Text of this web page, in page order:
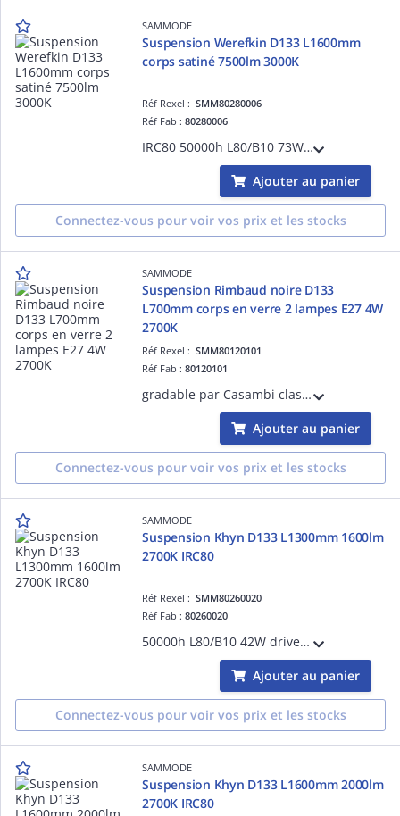
SAMMODE
Suspension Werefkin D133 L1600mm
corps satiné 7500lm 3000K
Réf Rexel :SMM80280006
Réf Fab :80280006
IRC80 50000h L80/B10 73W driver ON/OFF Classe II 220-240V 0/50/60Hz Ta 35°C IP66/IP68/IP69K IK10 garantie 5 ans 650 °C bandeaux à grenouillère inox 304L 1 presse-étoupe laiton nickelé D5-14mm
Ajouter au panier
Connectez-vous pour voir vos prix et les stocks
SAMMODE
Suspension Rimbaud noire D133
L700mm corps en verre 2 lampes E27 4W
2700K
Réf Rexel :SMM80120101
Réf Fab :80120101
gradable par Casambi classe I 220-240V 50/60Hz Ta 30°C IP66/IP68/IP69K IK07 garantie 5 ans bandeaux à grenouillère inox marine 316L équipé de 3m de câble 3G1,5 2 grilles brise-flux noires réflecteur silver
Ajouter au panier
Connectez-vous pour voir vos prix et les stocks
SAMMODE
Suspension Khyn D133 L1300mm 1600lm
2700K IRC80
Réf Rexel :SMM80260020
Réf Fab :80260020
50000h L80/B10 42W driver gradable Casambi classe I 220-240V 50/60Hz Ta 30°C IP66/IP68/IP69K IK10 garantie 5 ans 650 °C inox marine 316L équipé de 3m de câble 3G1,5 grille à perforation rectangulaire Silver
Ajouter au panier
Connectez-vous pour voir vos prix et les stocks
SAMMODE
Suspension Khyn D133 L1600mm 2000lm
2700K IRC80